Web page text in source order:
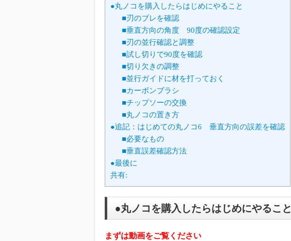
●丸ノコを購入したらはじめにやること
■刃のブレを確認
■垂直方向の角度 90度の確認設定
■刃の並行確認と調整
■試し切りで90度を確認
■切り欠きの調整
■並行ガイドに材を打っておく
■カーボンブラシ
■チップソーの交換
■丸ノコの置き方
●追記：はじめての丸ノコ6 垂直方向の誤差を確認
■必要なもの
■垂直誤差確認方法
●最後に
共有:
●丸ノコを購入したらはじめにやること
まずは動画をご覧ください